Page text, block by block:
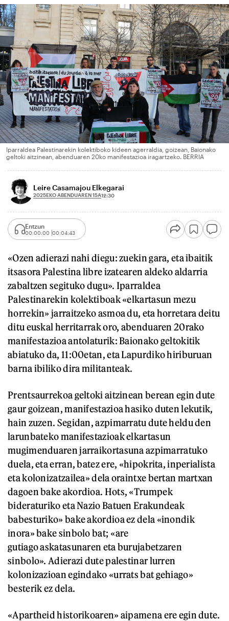
Iparraldea Palestinarekin kolektiboko kideen agerraldia, goizean, Baionako
geltoki aitzinean, abenduaren 20ko manifestazioa iragartzeko. BERRIA
Leire Casamajou Elkegarai
2025EKO ABENDUAREN 15A12:30
Entzun
00:00:00 00:04:43
«Ozen adierazi nahi diegu: zuekin gara, eta ibaitik
itsasora Palestina libre izatearen aldeko aldarria
zabaltzen segituko dugu». Iparraldea
Palestinarekin kolektiboak «elkartasun mezu
horrekin» jarraitzeko asmoa du, eta horretara deitu
ditu euskal herritarrak oro, abenduaren 20rako
manifestazioa antolaturik: Baionako geltokitik
abiatuko da, 11:00etan, eta Lapurdiko hiriburuan
barna ibiliko dira militanteak.
Prentsaurrekoa geltoki aitzinean berean egin dute
gaur goizean, manifestazioa hasiko duten lekutik,
hain zuzen. Segidan, azpimarratu dute heldu den
larunbateko manifestazioak elkartasun
mugimenduaren jarraikortasuna azpimarratuko
duela, eta erran, batez ere, «hipokrita, inperialista
eta kolonizatzailea» dela oraintxe bertan martxan
dagoen bake akordioa. Hots, «Trumpek
bideraturiko eta Nazio Batuen Erakundeak
babesturiko» bake akordioa ez dela «inondik
inora» bake sinbolo bat; «are
gutiago askatasunaren eta burujabetzaren
sinbolo». Adierazi dute palestinar lurren
kolonizazioan egindako «urrats bat gehiago»
besterik ez dela.
«Apartheid historikoaren» aipamena ere egin dute.